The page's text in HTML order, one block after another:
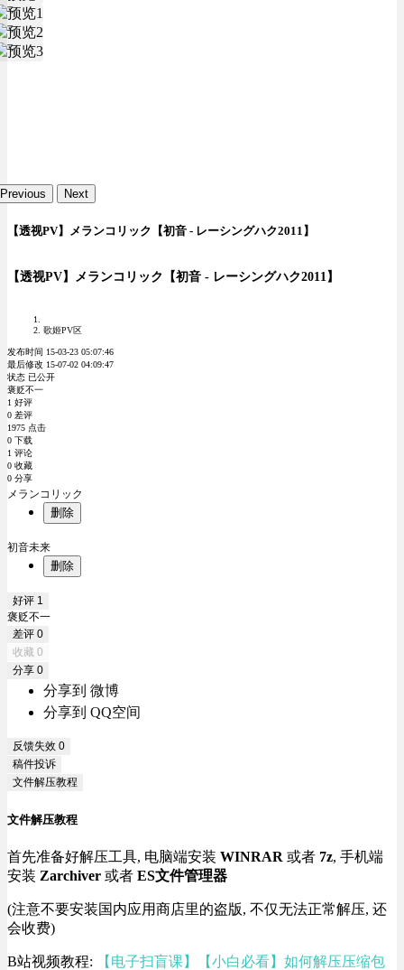
Previous Next
【透视PV】メランコリック【初音 - レーシングハク2011】
【透视PV】メランコリック【初音 - レーシングハク2011】
歌姬PV区
发布时间 15-03-23 05:07:46
最后修改 15-07-02 04:09:47
状态 已公开
褒贬不一
1 好评
0 差评
1975 点击
0 下载
1 评论
0 收藏
0 分享
メランコリック
删除
初音未来
删除
好评 1
褒贬不一
差评 0
收藏 0
分享 0
分享到 微博
分享到 QQ空间
反馈失效 0
稿件投诉
文件解压教程
文件解压教程
首先准备好解压工具, 电脑端安装 WINRAR 或者 7z, 手机端
安装 Zarchiver 或者 ES文件管理器
(注意不要安装国内应用商店里的盗版, 不仅无法正常解压, 还
会收费)
B站视频教程: 【电子扫盲课】【小白必看】如何解压压缩包